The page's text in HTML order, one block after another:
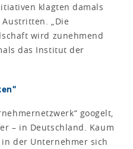
klagten damals
„Die
wird zunehmend
das Institut der
googelt,
– in Deutschland. Kaum
der Unternehmer sich